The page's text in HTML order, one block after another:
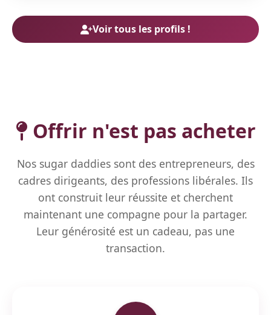
Voir tous les profils !
Offrir n'est pas acheter
Nos sugar daddies sont des entrepreneurs, des
cadres dirigeants, des professions libérales. Ils
ont construit leur réussite et cherchent
maintenant une compagne pour la partager.
Leur générosité est un cadeau, pas une
transaction.